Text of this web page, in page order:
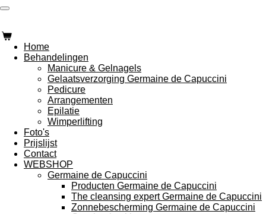
Ga
naar
de
hoofdinhoud
Home
Behandelingen
Manicure & Gelnagels
Gelaatsverzorging Germaine de Capuccini
Pedicure
Arrangementen
Epilatie
Wimperlifting
Foto's
Prijslijst
Contact
WEBSHOP
Germaine de Capuccini
Producten Germaine de Capuccini
The cleansing expert Germaine de Capuccini
Zonnebescherming Germaine de Capuccini